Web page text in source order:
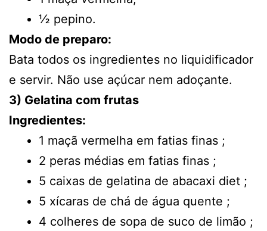
½ pepino.
Modo de preparo:
Bata todos os ingredientes no liquidificador
e servir. Não use açúcar nem adoçante.
3) Gelatina com frutas
Ingredientes:
1 maçã vermelha em fatias finas ;
2 peras médias em fatias finas ;
5 caixas de gelatina de abacaxi diet ;
5 xícaras de chá de água quente ;
4 colheres de sopa de suco de limão ;